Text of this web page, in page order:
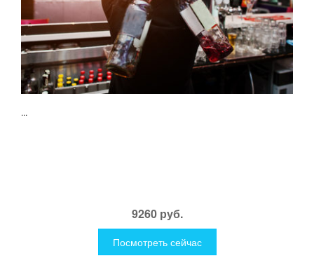
...
9260 руб.
Посмотреть сейчас